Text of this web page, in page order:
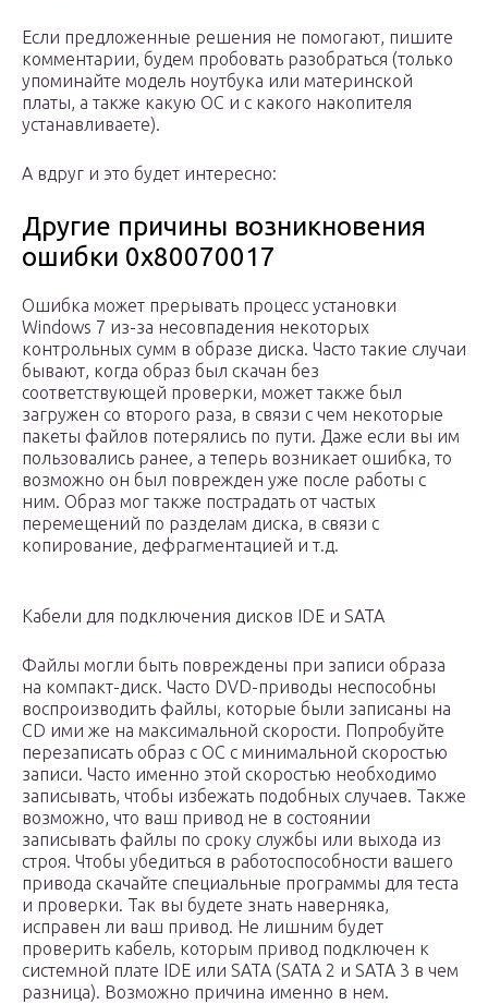
Если предложенные решения не помогают, пишите
комментарии, будем пробовать разобраться (только
упоминайте модель ноутбука или материнской
платы, а также какую ОС и с какого накопителя
устанавливаете).
А вдруг и это будет интересно:
Другие причины возникновения
ошибки 0x80070017
Ошибка может прерывать процесс установки
Windows 7 из-за несовпадения некоторых
контрольных сумм в образе диска. Часто такие случаи
бывают, когда образ был скачан без
соответствующей проверки, может также был
загружен со второго раза, в связи с чем некоторые
пакеты файлов потерялись по пути. Даже если вы им
пользовались ранее, а теперь возникает ошибка, то
возможно он был поврежден уже после работы с
ним. Образ мог также пострадать от частых
перемещений по разделам диска, в связи с
копирование, дефрагментацией и т.д.
Кабели для подключения дисков IDE и SATA
Файлы могли быть повреждены при записи образа
на компакт-диск. Часто DVD-приводы неспособны
воспроизводить файлы, которые были записаны на
CD ими же на максимальной скорости. Попробуйте
перезаписать образ с ОС с минимальной скоростью
записи. Часто именно этой скоростью необходимо
записывать, чтобы избежать подобных случаев. Также
возможно, что ваш привод не в состоянии
записывать файлы по сроку службы или выхода из
строя. Чтобы убедиться в работоспособности вашего
привода скачайте специальные программы для теста
и проверки. Так вы будете знать наверняка,
исправен ли ваш привод. Не лишним будет
проверить кабель, которым привод подключен к
системной плате IDE или SATA (SATA 2 и SATA 3 в чем
разница). Возможно причина именно в нем.